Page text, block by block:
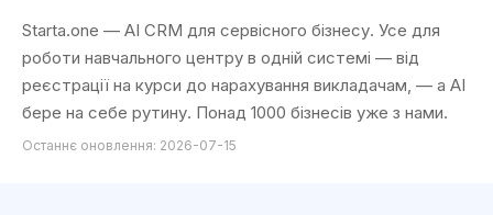
Starta.one — AI CRM для сервісного бізнесу. Усе для
роботи навчального центру в одній системі — від
реєстрації на курси до нарахування викладачам, — а AI
бере на себе рутину. Понад 1000 бізнесів уже з нами.
Останнє оновлення: 2026-07-15